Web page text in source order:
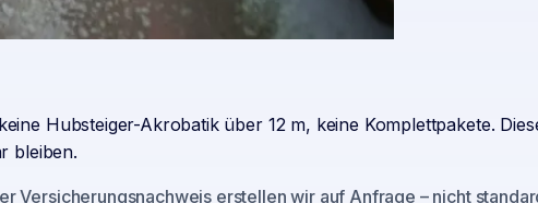
Hubsteiger-Akrobatik über 12 m, keine Komplettpakete.
bleiben.
Versicherungsnachweis erstellen wir auf Anfrage – nicht